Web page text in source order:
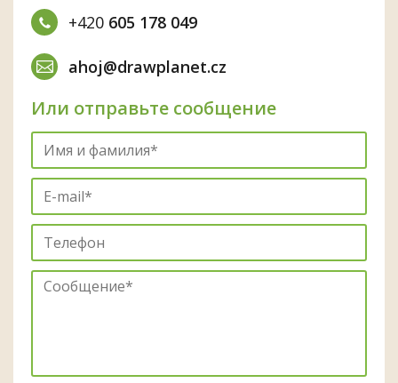
+420 605 178 049
ahoj@drawplanet.cz
Или отправьте сообщение